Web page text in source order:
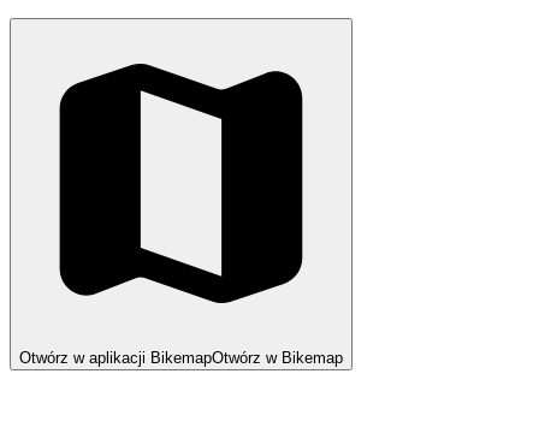
Otwórz w aplikacji BikemapOtwórz w Bikemap